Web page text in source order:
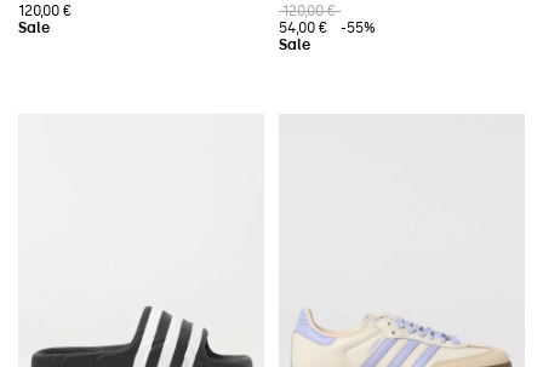
120,00 €
120,00 €
54,00 €
-55%